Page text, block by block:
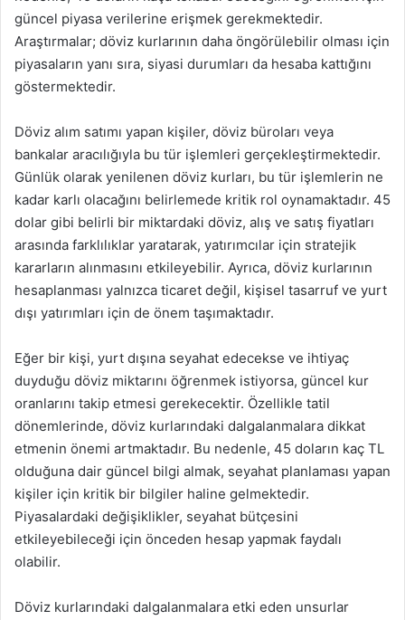
güncel piyasa verilerine erişmek gerekmektedir.
Araştırmalar; döviz kurlarının daha öngörülebilir olması için
piyasaların yanı sıra, siyasi durumları da hesaba kattığını
göstermektedir.
Döviz alım satımı yapan kişiler, döviz büroları veya
bankalar aracılığıyla bu tür işlemleri gerçekleştirmektedir.
Günlük olarak yenilenen döviz kurları, bu tür işlemlerin ne
kadar karlı olacağını belirlemede kritik rol oynamaktadır. 45
dolar gibi belirli bir miktardaki döviz, alış ve satış fiyatları
arasında farklılıklar yaratarak, yatırımcılar için stratejik
kararların alınmasını etkileyebilir. Ayrıca, döviz kurlarının
hesaplanması yalnızca ticaret değil, kişisel tasarruf ve yurt
dışı yatırımları için de önem taşımaktadır.
Eğer bir kişi, yurt dışına seyahat edecekse ve ihtiyaç
duyduğu döviz miktarını öğrenmek istiyorsa, güncel kur
oranlarını takip etmesi gerekecektir. Özellikle tatil
dönemlerinde, döviz kurlarındaki dalgalanmalara dikkat
etmenin önemi artmaktadır. Bu nedenle, 45 doların kaç TL
olduğuna dair güncel bilgi almak, seyahat planlaması yapan
kişiler için kritik bir bilgiler haline gelmektedir.
Piyasalardaki değişiklikler, seyahat bütçesini
etkileyebileceği için önceden hesap yapmak faydalı
olabilir.
Döviz kurlarındaki dalgalanmalara etki eden unsurlar